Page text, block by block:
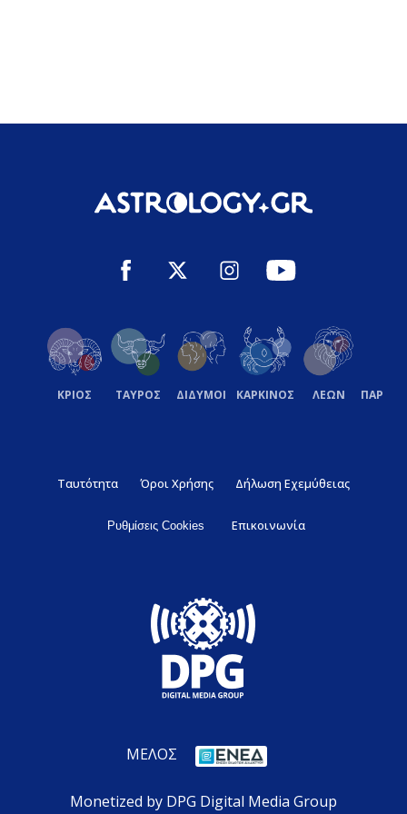
ΚΡΙΟΣ ΤΑΥΡΟΣ ΔΙΔΥΜΟΙ ΚΑΡΚΙΝΟΣ ΛΕΩΝ
Ταυτότητα Όροι Χρήσης Δήλωση Εχεμύθειας
Ρυθμίσεις Cookies Επικοινωνία
ΜΕΛΟΣ
Monetized by DPG Digital Media Group